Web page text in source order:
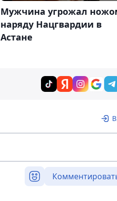
Мужчина угрожал
наряду Нацгвардии в
Астане